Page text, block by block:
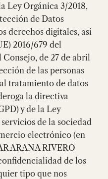
Ley Orgánica 3/2018,
de Datos
derechos digitales, así
2016/679 del
de 27 de abril
de las personas
tratamiento de datos
la directiva
y de la Ley
de la sociedad
electrónico (en
ARANA RIVERO
de los
tipo que nos